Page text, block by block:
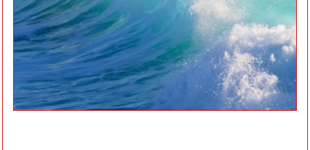
voor durvers